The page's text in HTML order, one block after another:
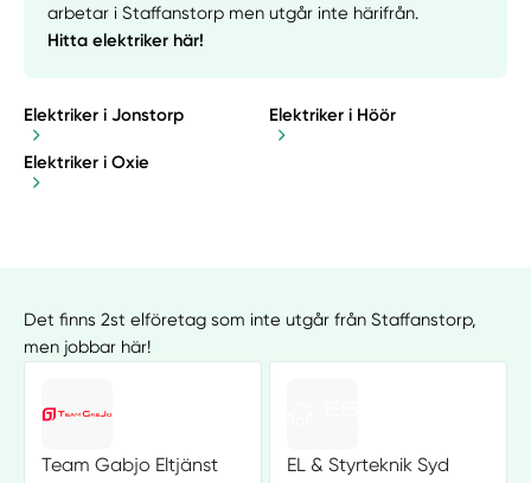
arbetar i Staffanstorp men utgår inte härifrån.
Hitta elektriker här!
Elektriker i Jonstorp Elektriker i Höör
Elektriker i Oxie
Det finns 2st elföretag som inte utgår från Staffanstorp,
men jobbar här!
Team Gabjo Eltjänst EL & Styrteknik Syd